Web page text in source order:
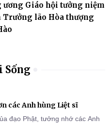
ương Giáo hội tưởng niệm
Trưởng lão Hòa thượng
Sống
các Anh hùng Liệt sĩ
đạo Phật, tưởng nhớ các Anh